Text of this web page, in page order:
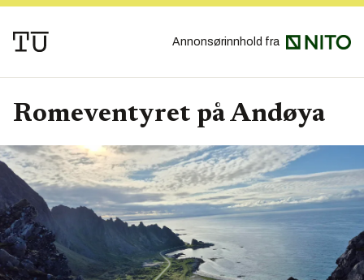
Annonsørinnhold fra
Romeventyret på Andøya